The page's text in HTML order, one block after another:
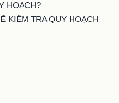
HOẠCH?
KIỂM TRA QUY HOẠCH